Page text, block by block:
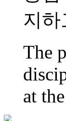
지하
The
at